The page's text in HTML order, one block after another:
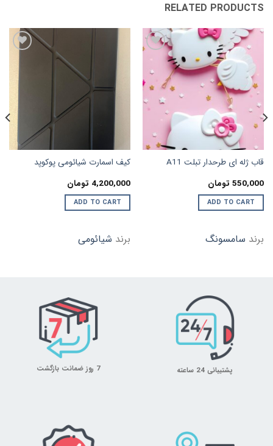
RELATED PRODUCTS
علاقه
مندی
ها
قاب ژله ای طرحدار تبلت A11
550,000 تومان
ADD TO CART
برند سامسونگ
علاقه
مندی
کیف اسمارت شیائومی پوکوپد
4,200,000 تومان
ADD TO CART
برند شیائومی
پشتیبانی 24 ساعته 7 روز ضمانت بازگشت